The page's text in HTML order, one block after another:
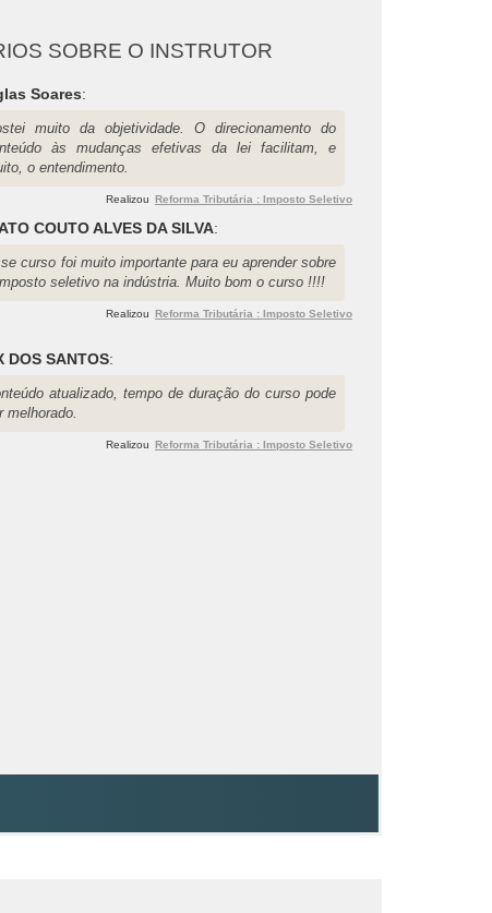
SOBRE O INSTRUTOR
Soares:
muito da objetividade. O direcionamento do
às mudanças efetivas da lei facilitam, e
o entendimento.
Realizou Reforma Tributária : Imposto Seletivo
COUTO ALVES DA SILVA:
curso foi muito importante para eu aprender sobre
seletivo na indústria. Muito bom o curso !!!!
Realizou Reforma Tributária : Imposto Seletivo
DOS SANTOS:
atualizado, tempo de duração do curso pode
melhorado.
Realizou Reforma Tributária : Imposto Seletivo